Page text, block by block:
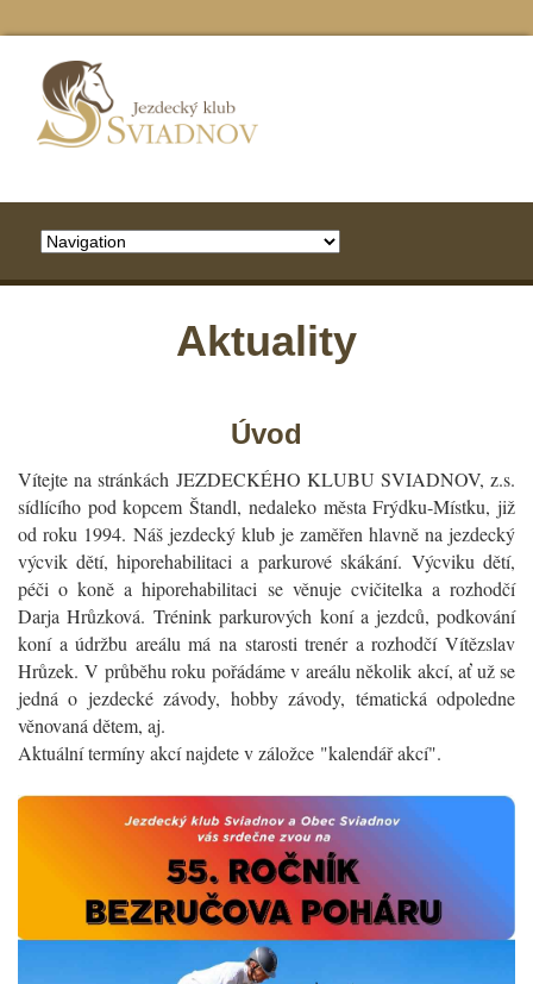
Aktuality
Úvod
Vítejte na stránkách JEZDECKÉHO KLUBU SVIADNOV, z.s.
sídlícího pod kopcem Štandl, nedaleko města Frýdku-Místku, již
od roku 1994. Náš jezdecký klub je zaměřen hlavně na jezdecký
výcvik dětí, hiporehabilitaci a parkurové skákání. Výcviku dětí,
péči o koně a hiporehabilitaci se věnuje cvičitelka a rozhodčí
Darja Hrůzková. Trénink parkurových koní a jezdců, podkování
koní a údržbu areálu má na starosti trenér a rozhodčí Vítězslav
Hrůzek. V průběhu roku pořádáme v areálu několik akcí, ať už se
jedná o jezdecké závody, hobby závody, tématická odpoledne
věnovaná dětem, aj.
Aktuální termíny akcí najdete v záložce "kalendář akcí".